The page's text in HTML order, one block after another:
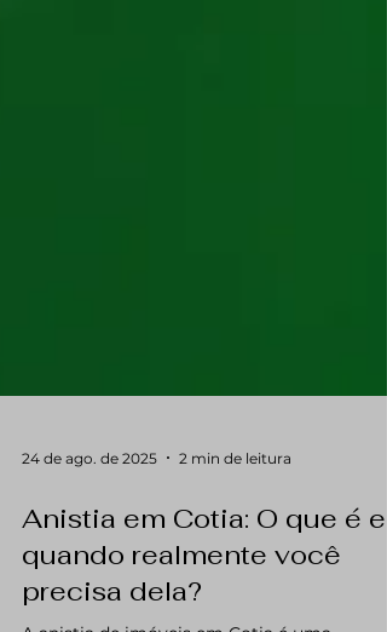
24 de ago. de 2025 2 min de leitura
Anistia em Cotia: O que é e
quando realmente você